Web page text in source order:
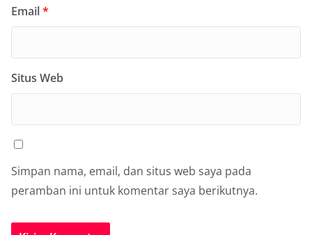
Email*
Situs Web
Simpan nama, email, dan situs web saya pada
peramban ini untuk komentar saya berikutnya.